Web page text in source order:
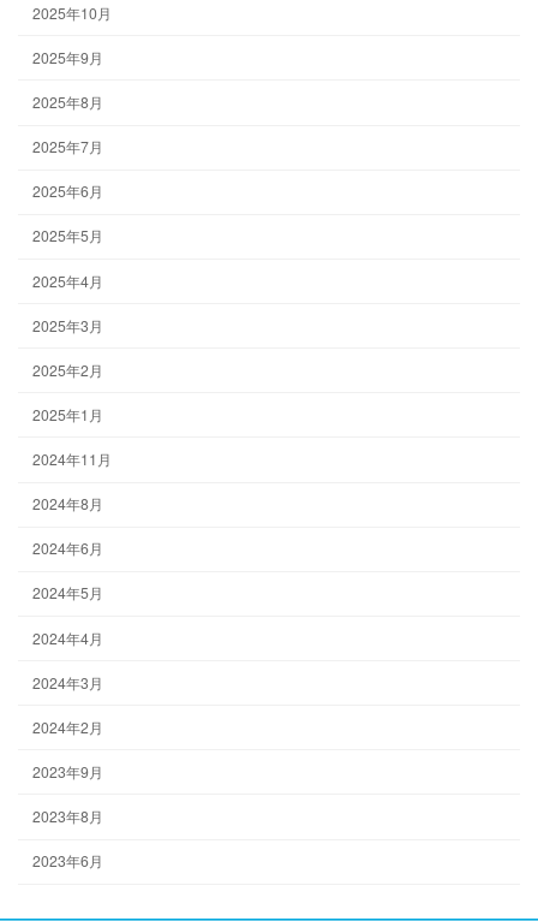
2025年10月
2025年9月
2025年8月
2025年7月
2025年6月
2025年5月
2025年4月
2025年3月
2025年2月
2025年1月
2024年11月
2024年8月
2024年6月
2024年5月
2024年4月
2024年3月
2024年2月
2023年9月
2023年8月
2023年6月